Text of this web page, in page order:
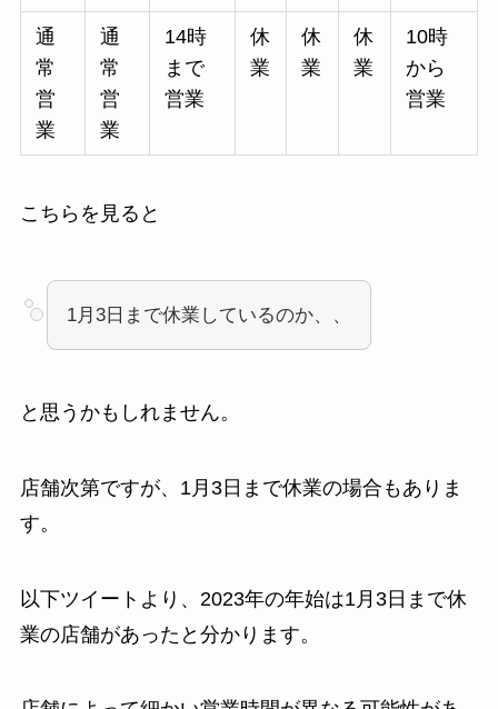
通
常
営
業
通
常
営
業
14時
まで
営業
休
業
休
業
休
業
10時
から
営業
こちらを見ると
1月3日まで休業しているのか、、
と思うかもしれません。
店舗次第ですが、1月3日まで休業の場合もありま
す。
以下ツイートより、2023年の年始は1月3日まで休
業の店舗があったと分かります。